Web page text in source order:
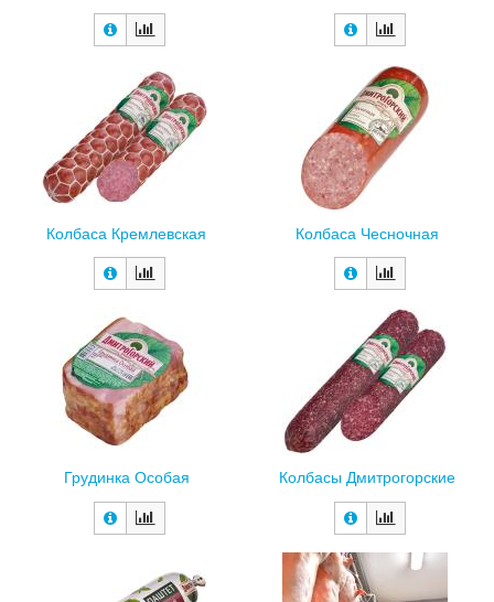
Колбаса Кремлевская Колбаса Чесночная
Грудинка Особая Колбасы Дмитрогорские